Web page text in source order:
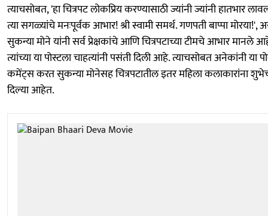
त्याचसोबत, 'हा चित्रपट लोकप्रिय करण्यासाठी ज्यांनी ज्यांनी हातभार
त्या सगळ्यांचे मनःपूर्वक आभार! श्री स्वामी समर्थ. गणपती बाप्पा
सुकन्या मोने यांनी सर्व प्रेक्षकांचे आणि चित्रपटाच्या टीमचे आभार मानले
त्यांच्या या पोस्टला चाहत्यांनी पसंती दिली आहे. त्याचसोबत अनेकांनी या
कमेंट्स करत सुकन्या मोनेसह चित्रपटातील इतर महिला कलाकारांना
दिल्या आहेत.